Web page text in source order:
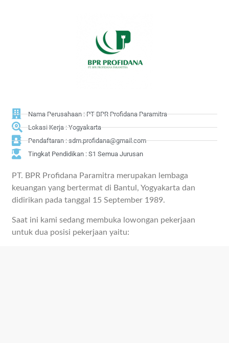
Nama Perusahaan : PT BPR Profidana Paramitra
Lokasi Kerja : Yogyakarta
Pendaftaran : sdm.profidana@gmail.com
Tingkat Pendidikan : S1 Semua Jurusan
PT. BPR Profidana Paramitra merupakan lembaga
keuangan yang bertermat di Bantul, Yogyakarta dan
didirikan pada tanggal 15 September 1989.
Saat ini kami sedang membuka lowongan pekerjaan
untuk dua posisi pekerjaan yaitu: